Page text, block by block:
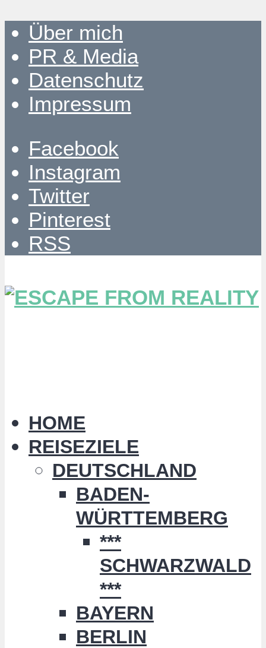
Über mich
PR & Media
Datenschutz
Impressum
Facebook
Instagram
Twitter
Pinterest
RSS
HOME
REISEZIELE
DEUTSCHLAND
BADEN-
WÜRTTEMBERG
***
SCHWARZWALD
***
BAYERN
BERLIN